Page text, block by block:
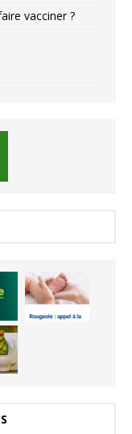
vacciner ?